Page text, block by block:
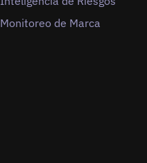
Monitoreo de Marca